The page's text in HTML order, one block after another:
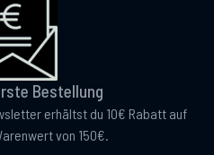
Bestellung
erhältst du 10€ Rabatt auf
von 150€.